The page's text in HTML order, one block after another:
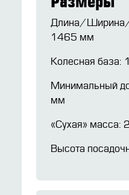
Длина/
1465 мм
Колесная
Минимальный
мм
«Сухая» масса:
Высота